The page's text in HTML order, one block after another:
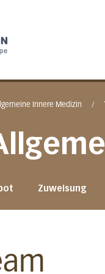
Innere Medizin /
Zuweisung